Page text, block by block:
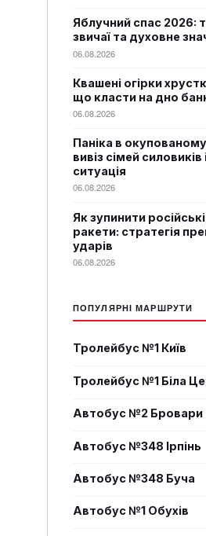
Яблучний спас 2026:
звичаї та духовне
06.08.2026
Квашені огірки
що класти на дно
06.08.2026
Паніка в
вивіз сімей силовиків
ситуація
06.08.2026
Як зупинити
ракети: стратегія
ударів
06.08.2026
ПОПУЛЯРНІ МАРШРУТИ
Тролейбус №1 Київ
Тролейбус №1 Біла
Автобус №2 Бровари
Автобус №348 Ірпінь
Автобус №348 Буча
Автобус №1 Обухів